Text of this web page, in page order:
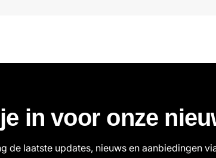
in voor onze
de laatste updates, nieuws en aanbiedingen